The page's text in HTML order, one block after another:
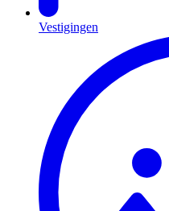
Vestigingen